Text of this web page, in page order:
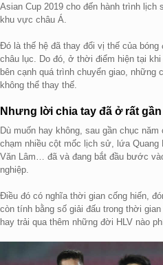
Asian Cup 2019 cho đến hành trình lịch
khu vực châu Á.
Đó là thế hệ đã thay đổi vị thế của
châu lục. Do đó, ở thời điểm hiện tại
bên cạnh quá trình chuyển giao,
không thể thay thế.
Nhưng lời chia tay đã ở rất gần
Dù muốn hay không, sau gần chục
chạm nhiều cột mốc lịch sử, lứa Quang
Văn Lâm… đã và đang bắt đầu bước
nghiệp.
Điều đó có nghĩa thời gian cống hiến,
còn tính bằng số giải đấu trong thời
hay trải qua thêm những đời HLV nào